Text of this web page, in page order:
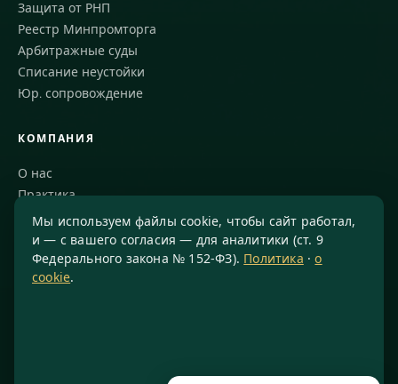
Защита от РНП
Реестр Минпромторга
Арбитражные суды
Списание неустойки
Юр. сопровождение
КОМПАНИЯ
О нас
Практика
Блог
Команда
Благодарности
Мы используем файлы cookie, чтобы сайт работал,
и — с вашего согласия — для аналитики (ст. 9
Федерального закона № 152-ФЗ). Политика ·о
cookie.